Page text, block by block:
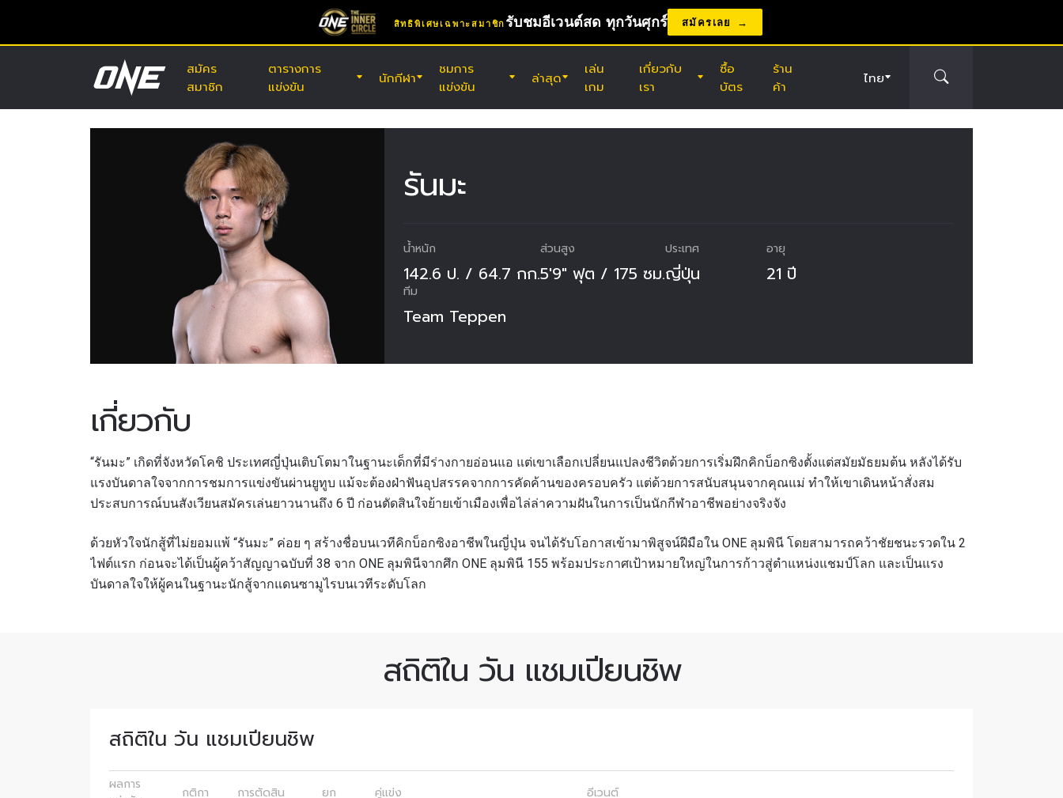
สิทธิพิเศษเฉพาะสมาชิก รับชมอีเวนต์สด ทุกวันศุกร์ สมัครเลย
สมัคร
สมาชิก
ตารางการ
แข่งขัน
25
ONE ซามูไร 2
นักกีฬา
ชมการ
แข่งขัน
ล่าสุด
เล่น
เกม
เกี่ยวกับ
เรา
ซื้อ
บัตร
ร้าน
ค้า
ไทย
รันมะ
น้ำหนัก
142.6 ป. / 64.7 กก.
ส่วนสูง
5'9" ฟุต / 175 ซม.
ประเทศ
ญี่ปุ่น
อายุ
21 ปี
ทีม
Team Teppen
เกี่ยวกับ
“รันมะ” เกิดที่จังหวัดโคชิ ประเทศญี่ปุ่นเติบโตมาในฐานะเด็กที่มีร่างกายอ่อนแอ แต่เขาเลือกเปลี่ยนแปลงชีวิตด้วยการเริ่มฝึกคิกบ็อกซิงตั้งแต่สมัยมัธยมต้น หลังได้รับ
แรงบันดาลใจจากการชมการแข่งขันผ่านยูทูบ แม้จะต้องฝ่าฟันอุปสรรคจากการคัดค้านของครอบครัว แต่ด้วยการสนับสนุนจากคุณแม่ ทำให้เขาเดินหน้าสั่งสม
ประสบการณ์บนสังเวียนสมัครเล่นยาวนานถึง 6 ปี ก่อนตัดสินใจย้ายเข้าเมืองเพื่อไล่ล่าความฝันในการเป็นนักกีฬาอาชีพอย่างจริงจัง
ด้วยหัวใจนักสู้ที่ไม่ยอมแพ้ “รันมะ” ค่อย ๆ สร้างชื่อบนเวทีคิกบ็อกซิงอาชีพในญี่ปุ่น จนได้รับโอกาสเข้ามาพิสูจน์ฝีมือใน ONE ลุมพินี โดยสามารถคว้าชัยชนะรวดใน 2
ไฟต์แรก ก่อนจะได้เป็นผู้คว้าสัญญาฉบับที่ 38 จาก ONE ลุมพินีจากศึก ONE ลุมพินี 155 พร้อมประกาศเป้าหมายใหญ่ในการก้าวสู่ตำแหน่งแชมป์โลก และเป็นแรง
บันดาลใจให้ผู้คนในฐานะนักสู้จากแดนซามูไรบนเวทีระดับโลก
สถิติใน วัน แชมเปียนชิพ
สถิติใน วัน แชมเปียนชิพ
ผลการ
กติกา การตัดสิน ยก คู่แข่ง อีเวนต์
สมัครเพื่อไม่พลาดข่าวเด็ด
ก่อนใคร รวมทั้งข้อเสนอและสิทธิพิเศษในการเลือกที่นั่งที่ดีที่สุดในสนาม
อีเมล